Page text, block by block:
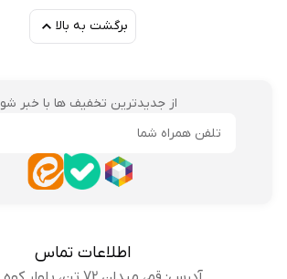
برگشت به بالا
از جدیدترین تخفیف ها با خبر
ایمیل
اطلاعات تماس